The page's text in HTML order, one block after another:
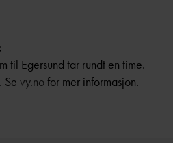
til Egersund tar rundt en time.
Se vy.nofor mer informasjon.